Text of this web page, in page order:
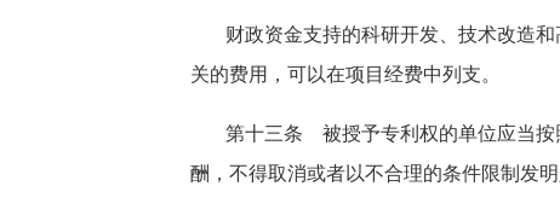
财政资金支持的科研开发、技术改造
关的费用，可以在项目经费中列支。
第十三条 被授予专利权的单位应当按
酬，不得取消或者以不合理的条件限制发